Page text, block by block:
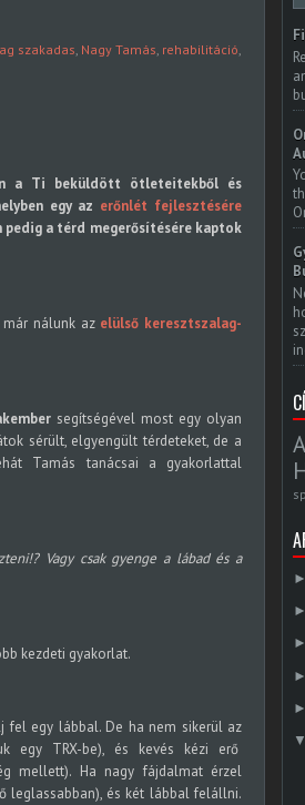
szakadas, Nagy Tamás, rehabilitáció,
a Ti beküldött ötleteitekből és
egy az erőnlét fejlesztésére
a térd megerősítésére kaptok
nálunk az elülső keresztszalag-
segítségével most egy olyan
sérült, elgyengült térdeteket, de a
Tamás tanácsai a gyakorlattal
Vagy csak gyenge a lábad és a
kezdeti gyakorlat.
fel egy lábbal. De ha nem sikerül az
egy TRX-be), és kevés kézi erő
mellett). Ha nagy fájdalmat érzel
leglassabban), és két lábbal felállni.
▼